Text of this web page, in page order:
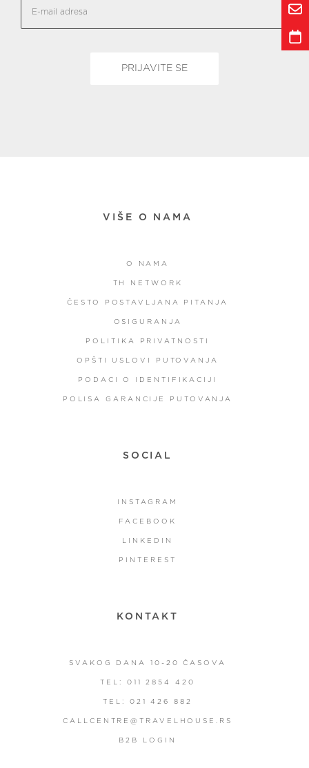
VIŠE O NAMA
O NAMA
TH NETWORK
ČESTO POSTAVLJANA PITANJA
OSIGURANJA
POLITIKA PRIVATNOSTI
OPŠTI USLOVI PUTOVANJA
PODACI O IDENTIFIKACIJI
POLISA GARANCIJE PUTOVANJA
SOCIAL
INSTAGRAM
FACEBOOK
LINKEDIN
PINTEREST
KONTAKT
SVAKOG DANA 10-20 ČASOVA
TEL: 011 2854 420
TEL: 021 426 882
CALLCENTRE@TRAVELHOUSE.RS
B2B LOGIN